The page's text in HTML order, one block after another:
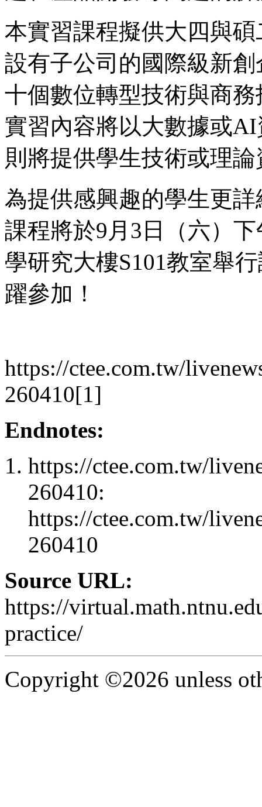
本實習課程擬供大四與
設有子公司的國際級新
十個數位轉型技術與商
實習內容將以大數據或
則將提供學生技術或理
為提供感興趣的學生更
課程將於9月3日（六）
學研究大樓S101教室舉
躍參加！
https://ctee.com.tw/
260410[1]
Endnotes:
https://ctee.com.tw/
260410:
https://ctee.com.tw/
260410
Source URL:
https://
practice/
Copyright ©2026 unless